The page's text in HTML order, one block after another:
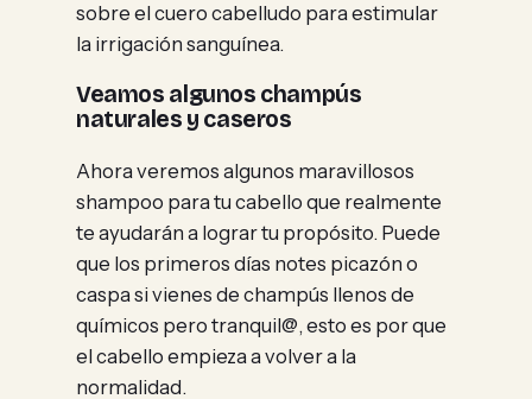
sobre el cuero cabelludo para estimular
la irrigación sanguínea.
Veamos algunos champús
naturales y caseros
Ahora veremos algunos maravillosos
shampoo para tu cabello que realmente
te ayudarán a lograr tu propósito. Puede
que los primeros días notes picazón o
caspa si vienes de champús llenos de
químicos pero tranquil@, esto es por que
el cabello empieza a volver a la
normalidad.